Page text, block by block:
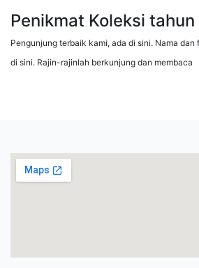
Penikmat Koleksi tahun
Pengunjung terbaik kami, ada di sini. Nama dan
di sini. Rajin-rajinlah berkunjung dan membaca